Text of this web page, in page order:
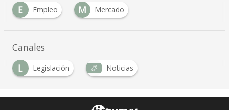
E
Empleo M Mercado
Canales
L
Legislación Noticias